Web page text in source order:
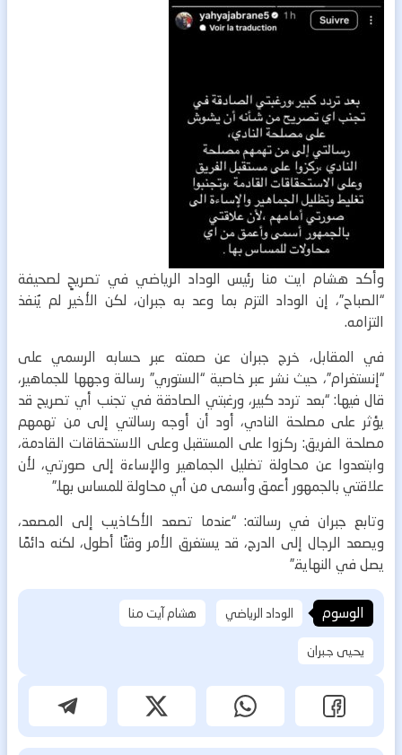
وأكد هشام ايت منا رئيس الوداد الرياضي في تصريحٍ لصحيفة
“الصباح”، إن الوداد التزم بما وعد به جبران، لكن الأخير لم يُنفذ
التزامه.
في المقابل، خرج جبران عن صمته عبر حسابه الرسمي على
“إنستغرام”، حيث نشر عبر خاصية “الستوري” رسالة وجهها للجماهير،
قال فيها: “بعد تردد كبير، ورغبتي الصادقة في تجنب أي تصريح قد
يؤثر على مصلحة النادي، أود أن أوجه رسالتي إلى من تهمهم
مصلحة الفريق: ركزوا على المستقبل وعلى الاستحقاقات القادمة،
وابتعدوا عن محاولة تضليل الجماهير والإساءة إلى صورتي، لأن
علاقتي بالجمهور أعمق وأسمى من أي محاولة للمساس بها.”
وتابع جبران في رسالته: “عندما تصعد الأكاذيب إلى المصعد،
ويصعد الرجال إلى الدرج، قد يستغرق الأمر وقتًا أطول، لكنه دائمًا
يصل في النهاية.”
الوسوم الوداد الرياضي
هشام آيت منا
يحيى جبران